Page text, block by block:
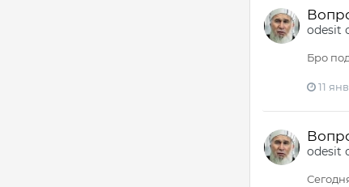
odesit
Бро
11
odesit